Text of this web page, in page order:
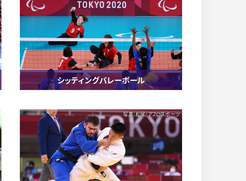
シッティングバレーボール
写真：松尾/アフロスポーツ